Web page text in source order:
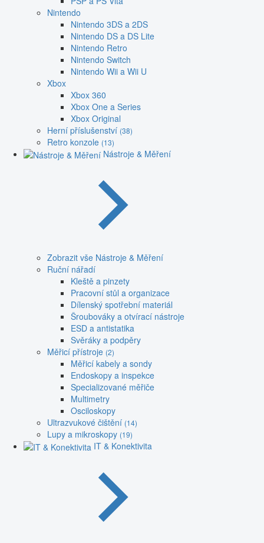
Nintendo
Nintendo 3DS a 2DS
Nintendo DS a DS Lite
Nintendo Retro
Nintendo Switch
Nintendo Wii a Wii U
Xbox
Xbox 360
Xbox One a Series
Xbox Original
Herní příslušenství (38)
Retro konzole (13)
Nástroje & Měření
Zobrazit vše Nástroje & Měření
Ruční nářadí
Kleště a pinzety
Pracovní stůl a organizace
Dílenský spotřební materiál
Šroubováky a otvírací nástroje
ESD a antistatika
Svěráky a podpěry
Měřicí přístroje (2)
Měřicí kabely a sondy
Endoskopy a inspekce
Specializované měřiče
Multimetry
Osciloskopy
Ultrazvukové čištění (14)
Lupy a mikroskopy (19)
IT & Konektivita